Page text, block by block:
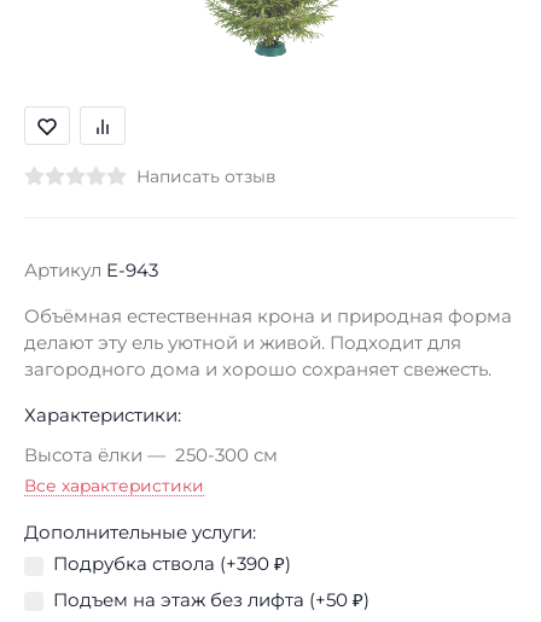
Написать отзыв
Артикул E-943
Объёмная естественная крона и природная форма
делают эту ель уютной и живой. Подходит для
загородного дома и хорошо сохраняет свежесть.
Характеристики:
Высота ёлки
250-300 см
Все характеристики
Дополнительные услуги:
Подрубка ствола (+390 ₽)
Подъем на этаж без лифта (+50 ₽)